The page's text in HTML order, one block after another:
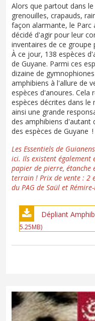
Alors que partout dans
grenouilles, crapauds,
façon alarmante, le Parc
décidé d'agir pour leur
inventaires de ce
À ce jour, 138 espèces
de Guyane. Parmi ces
dizaine de
amphibiens à l'allure de
espèces d'anoures. Cela
espèces décrites dans le
ainsi une grande
des amphibiens d'autant
des espèces de Guyane !
Les Essentiels de
ici. Ils existent
papier de pierre,
terrain ! Prix de vente : 2
du PAG de Saül et
Dépliant
5.25MB)